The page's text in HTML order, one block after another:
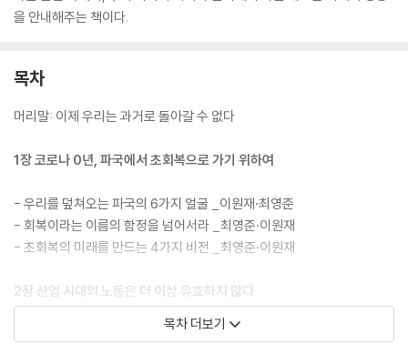
을 안내해주는 책이다.
목차
머리말: 이제 우리는 과거로 돌아갈 수 없다
1장 코로나 0년, 파국에서 초회복으로 가기 위하여
- 우리를 덮쳐오는 파국의 6가지 얼굴 _이원재·최영준
- 회복이라는 이름의 함정을 넘어서라 _최영준·이원재
- 초회복의 미래를 만드는 4가지 비전 _최영준·이원재
2장 산업 시대의 노동은 더 이상 유효하지 않다
- 단기근속 사회, 짧아도 좋은 노동을 위한 혁신 _황세원
목차 더보기